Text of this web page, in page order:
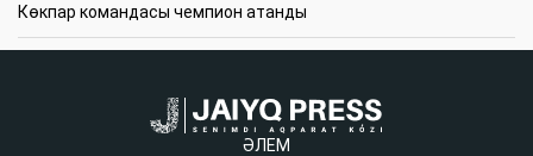
Көкпар командасы чемпион атанды
ӘЛЕМ